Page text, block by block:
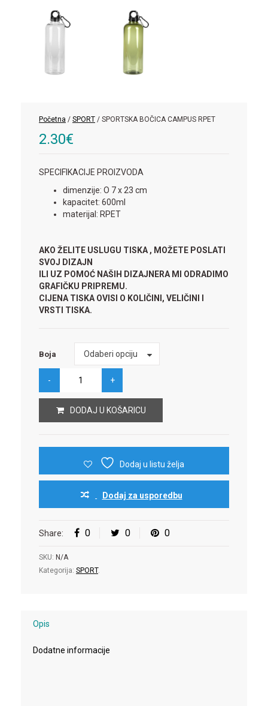
Početna / SPORT / SPORTSKA BOČICA CAMPUS RPET
2.30€
SPECIFIKACIJE PROIZVODA
dimenzije: O 7 x 23 cm
kapacitet: 600ml
materijal: RPET
AKO ŽELITE USLUGU TISKA , MOŽETE POSLATI
SVOJ DIZAJN
ILI UZ POMOĆ NAŠIH DIZAJNERA MI ODRADIMO
GRAFIČKU PRIPREMU.
CIJENA TISKA OVISI O KOLIČINI, VELIČINI I
VRSTI TISKA.
Boja Odaberi opciju
Boja
DODAJ U KOŠARICU
Dodaj u listu želja
Dodaj za usporedbu
Share: 0 0 0
SKU: N/A
Kategorija: SPORT.
Opis
Dodatne informacije